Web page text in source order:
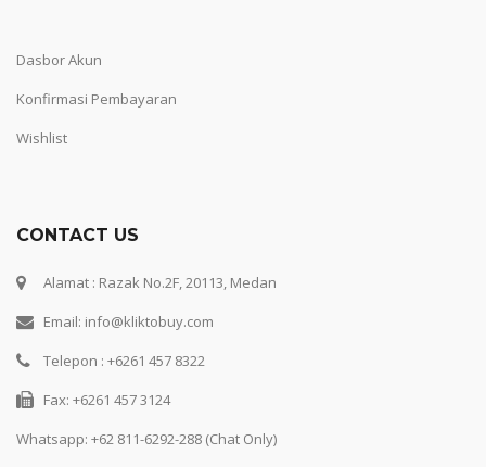
Dasbor Akun
Konfirmasi Pembayaran
Wishlist
CONTACT US
Alamat : Razak No.2F, 20113, Medan
Email: info@kliktobuy.com
Telepon : +6261 457 8322
Fax: +6261 457 3124
Whatsapp: +62 811-6292-288 (Chat Only)